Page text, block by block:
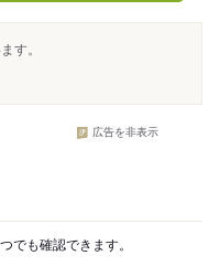
す。
広告を非表示
でも確認できます。